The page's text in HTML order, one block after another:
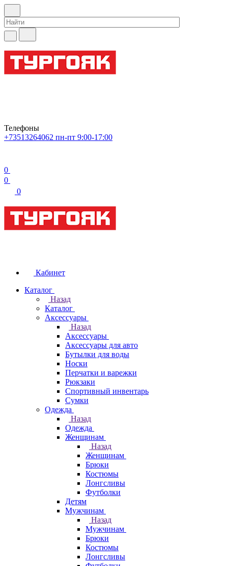
Телефоны
+73513264062 пн-пт 9:00-17:00
0
0
0
Кабинет
Каталог
Назад
Каталог
Аксессуары
Назад
Аксессуары
Аксессуары для авто
Бутылки для воды
Носки
Перчатки и варежки
Рюкзаки
Спортивный инвентарь
Сумки
Одежда
Назад
Одежда
Женщинам
Назад
Женщинам
Брюки
Костюмы
Лонгсливы
Футболки
Детям
Мужчинам
Назад
Мужчинам
Брюки
Костюмы
Лонгсливы